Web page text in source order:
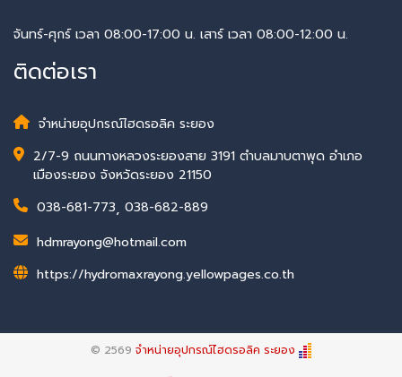
จันทร์-ศุกร์ เวลา 08:00-17:00 น. เสาร์ เวลา 08:00-12:00 น.
ติดต่อเรา
จำหน่ายอุปกรณ์ไฮดรอลิค ระยอง
2/7-9 ถนนทางหลวงระยองสาย 3191 ตำบลมาบตาพุด อำเภอ
เมืองระยอง จังหวัดระยอง 21150
038-681-773, 038-682-889
hdmrayong@hotmail.com
https://hydromaxrayong.yellowpages.co.th
© 2569 จำหน่ายอุปกรณ์ไฮดรอลิค ระยอง